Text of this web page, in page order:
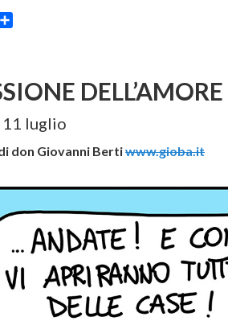
DELL’AMORE
11 luglio
don Giovanni Bertiwww.gioba.it